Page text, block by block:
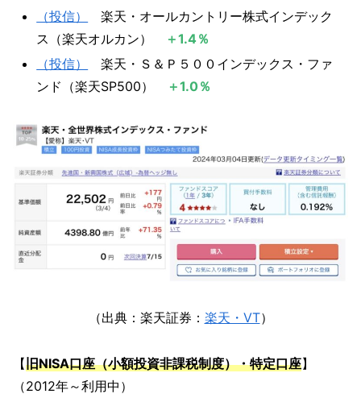
（投信）
楽天・オールカントリー株式インデック
ス（楽天オルカン）
＋1.4％
（投信）
楽天・Ｓ＆Ｐ５００インデックス・ファ
ンド（楽天SP500）
＋1.0％
（出典：楽天証券： 楽天・VT）
【旧NISA口座（小額投資非課税制度）・特定口座】
（2012年～利用中）